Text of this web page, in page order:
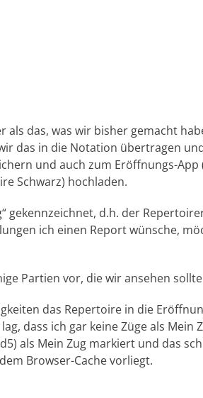
als das, was wir bisher gemacht
das in die Notation übertragen
und auch zum Eröffnungs-App
Schwarz) hochladen.
gekennzeichnet, d.h. der
ich einen Report wünsche,
Partien vor, die wir ansehen
das Repertoire in die
dass ich gar keine Züge als Mein
als Mein Zug markiert und das
Browser-Cache vorliegt.